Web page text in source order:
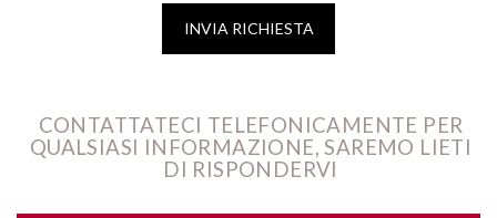
CONTATTATECI TELEFONICAMENTE PER
QUALSIASI INFORMAZIONE, SAREMO LIETI
DI RISPONDERVI